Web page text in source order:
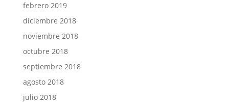
febrero 2019
diciembre 2018
noviembre 2018
octubre 2018
septiembre 2018
agosto 2018
julio 2018